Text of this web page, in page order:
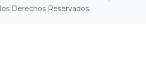
Derechos Reservados.